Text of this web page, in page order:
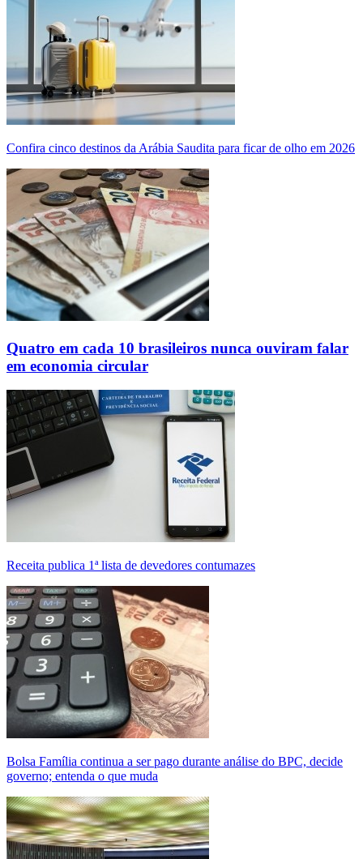
Confira cinco destinos da Arábia Saudita para ficar de olho em 2026
Quatro em cada 10 brasileiros nunca ouviram falar
em economia circular
Receita publica 1ª lista de devedores contumazes
Bolsa Família continua a ser pago durante análise do BPC, decide
governo; entenda o que muda